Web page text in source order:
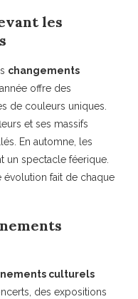
les
changements
offre des
de couleurs uniques.
et ses massifs
En automne, les
un spectacle féerique.
évolution fait de chaque
culturels
des expositions